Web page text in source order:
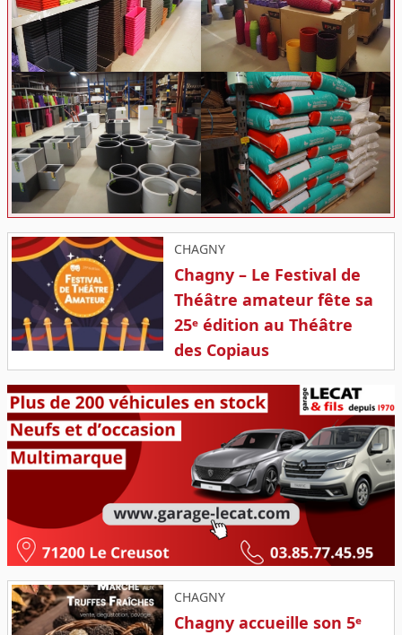
CHAGNY
Chagny – Le Festival de
Théâtre amateur fête sa
25ᵉ édition au Théâtre
des Copiaus
CHAGNY
Chagny accueille son 5ᵉ